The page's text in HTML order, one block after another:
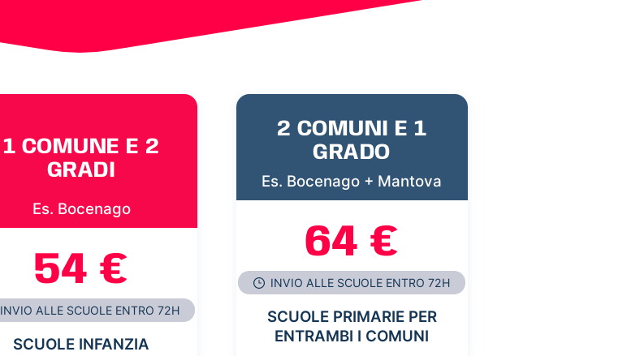
1 COMUNE E 2
GRADI
Es. Bocenago
54 €
INVIO ALLE SCUOLE ENTRO 72H
SCUOLE INFANZIA
2 COMUNI E 1
GRADO
Es. Bocenago + Mantova
64 €
INVIO ALLE SCUOLE ENTRO 72H
SCUOLE PRIMARIE PER
ENTRAMBI I COMUNI